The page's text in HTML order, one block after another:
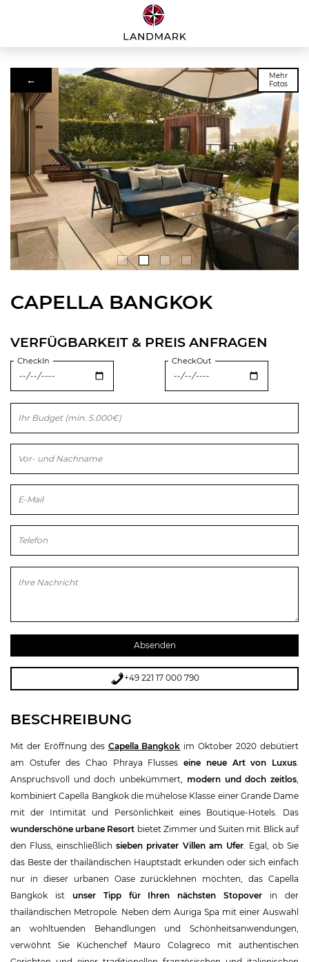
←
Mehr
Fotos
CAPELLA BANGKOK
VERFÜGBARKEIT & PREIS ANFRAGEN
CheckIn CheckOut
Bitte lasse dieses Feld leer.
Bitte lasse dieses Feld leer.
+49 221 17 000 790
BESCHREIBUNG
Mit der Eröffnung des Capella Bangkok im Oktober 2020 debütiert
am Ostufer des Chao Phraya Flusseseine neue Art von Luxus
Anspruchsvoll und doch unbekümmert, modern und doch zeitlos
kombiniert Capella Bangkok die mühelose Klasse einer Grande Dame
mit der Intimität und Persönlichkeit eines Boutique-Hotels. Das
wunderschöne urbane Resort bietet Zimmer und Suiten mit Blick auf
den Fluss, einschließlichsieben privater Villen am Ufer. Egal, ob Sie
das Beste der thailändischen Hauptstadt erkunden oder sich einfach
nur in dieser urbanen Oase zurücklehnen möchten, das Capella
Bangkok ist unser Tipp für Ihren nächsten Stopover in der
thailändischen Metropole. Neben dem Auriga Spa mit einer Auswahl
an wohltuenden Behandlungen und Schönheitsanwendungen,
verwöhnt Sie Küchenchef Mauro Colagreco mit authentischen